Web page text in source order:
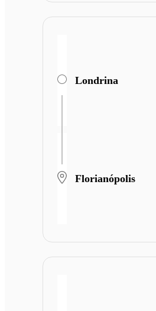
Londrina
Florianópolis